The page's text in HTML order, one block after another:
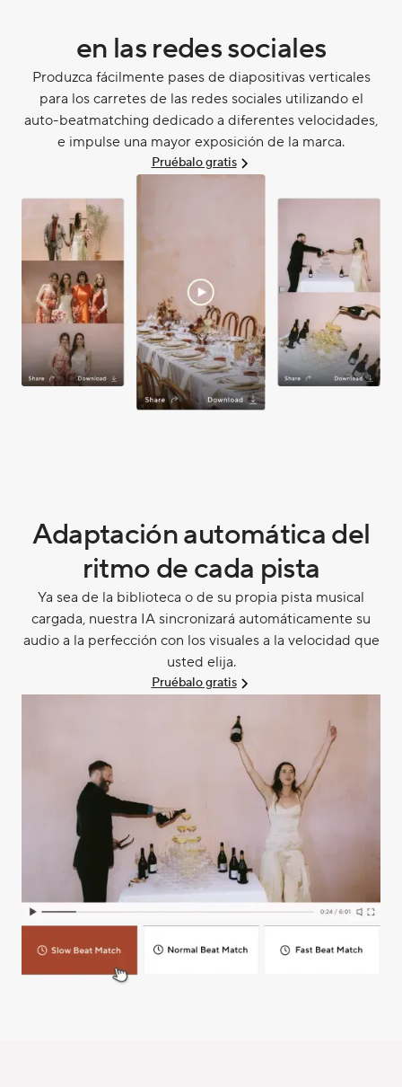
en las redes sociales
Produzca fácilmente pases de diapositivas verticales
para los carretes de las redes sociales utilizando el
auto-beatmatching dedicado a diferentes velocidades,
e impulse una mayor exposición de la marca.
Pruébalo gratis
Adaptación automática del
ritmo de cada pista
Ya sea de la biblioteca o de su propia pista musical
cargada, nuestra IA sincronizará automáticamente su
audio a la perfección con los visuales a la velocidad que
usted elija.
Pruébalo gratis